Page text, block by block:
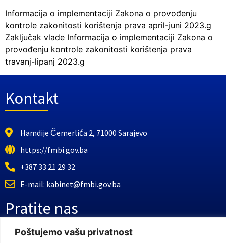
Poštujemo vašu privatnost
Informacija o implementaciji Zakona o provođenju
kontrole zakonitosti korištenja prava april-juni 2023.g
Zaključak vlade Informacija o implementaciji Zakona o
provođenju kontrole zakonitosti korištenja prava
travanj-lipanj 2023.g
Kontakt
Hamdije Čemerlića 2, 71000 Sarajevo
https://fmbi.gov.ba
+387 33 21 29 32
E-mail: kabinet@fmbi.gov.ba
Pratite nas